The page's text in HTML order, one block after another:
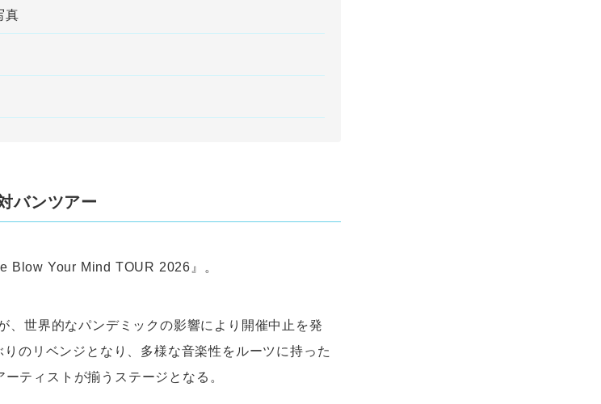
真
バンツアー
Blow Your Mind TOUR 2026』。
、世界的なパンデミックの影響により開催中止を発
のリベンジとなり、多様な音楽性をルーツに持った
ティストが揃うステージとなる。